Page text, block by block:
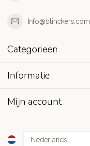
Info@blinckers.com
Categorieën
Informatie
Mijn account